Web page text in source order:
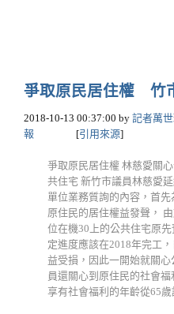
爭取原民居住權 竹
2018-10-13 00:37:00 by 記者萬
報
[引用來源]
爭取原民居住權 林慈愛關
共住宅 新竹市議員林慈愛
單位業務質詢的內容，首先
原住民的居住權益發聲，
位在機30上的公共住宅原先
定進度應該在2018年完工
益受損，因此一開始就關
員還關心到原住民的社會
享有社會福利的年齡從65歲